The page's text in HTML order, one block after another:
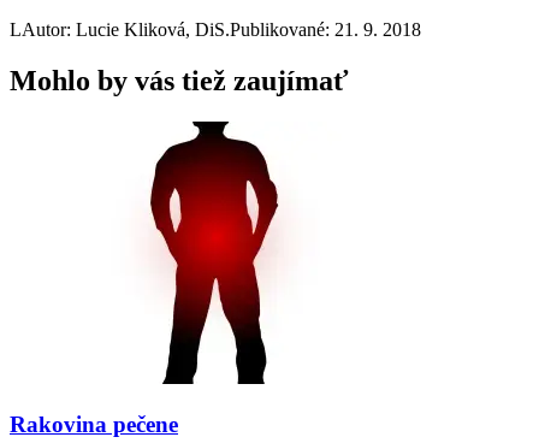
LAutor: Lucie Kliková, DiS.Publikované: 21. 9. 2018
Mohlo by vás tiež zaujímať
Rakovina pečene